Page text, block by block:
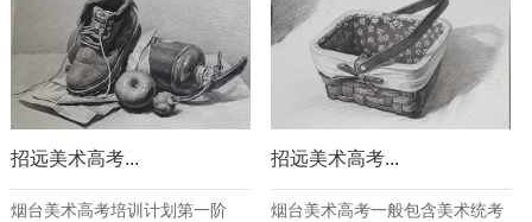
招远美术高考...
烟台美术高考培训计划第一阶
招远美术高考...
烟台美术高考一般包含美术统考